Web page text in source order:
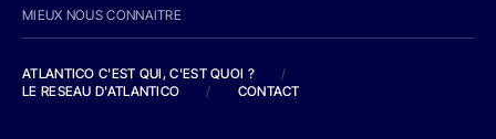
MIEUX NOUS CONNAITRE
ATLANTICO C'EST QUI, C'EST QUOI ?
/
LE RESEAU D'ATLANTICO
/ CONTACT